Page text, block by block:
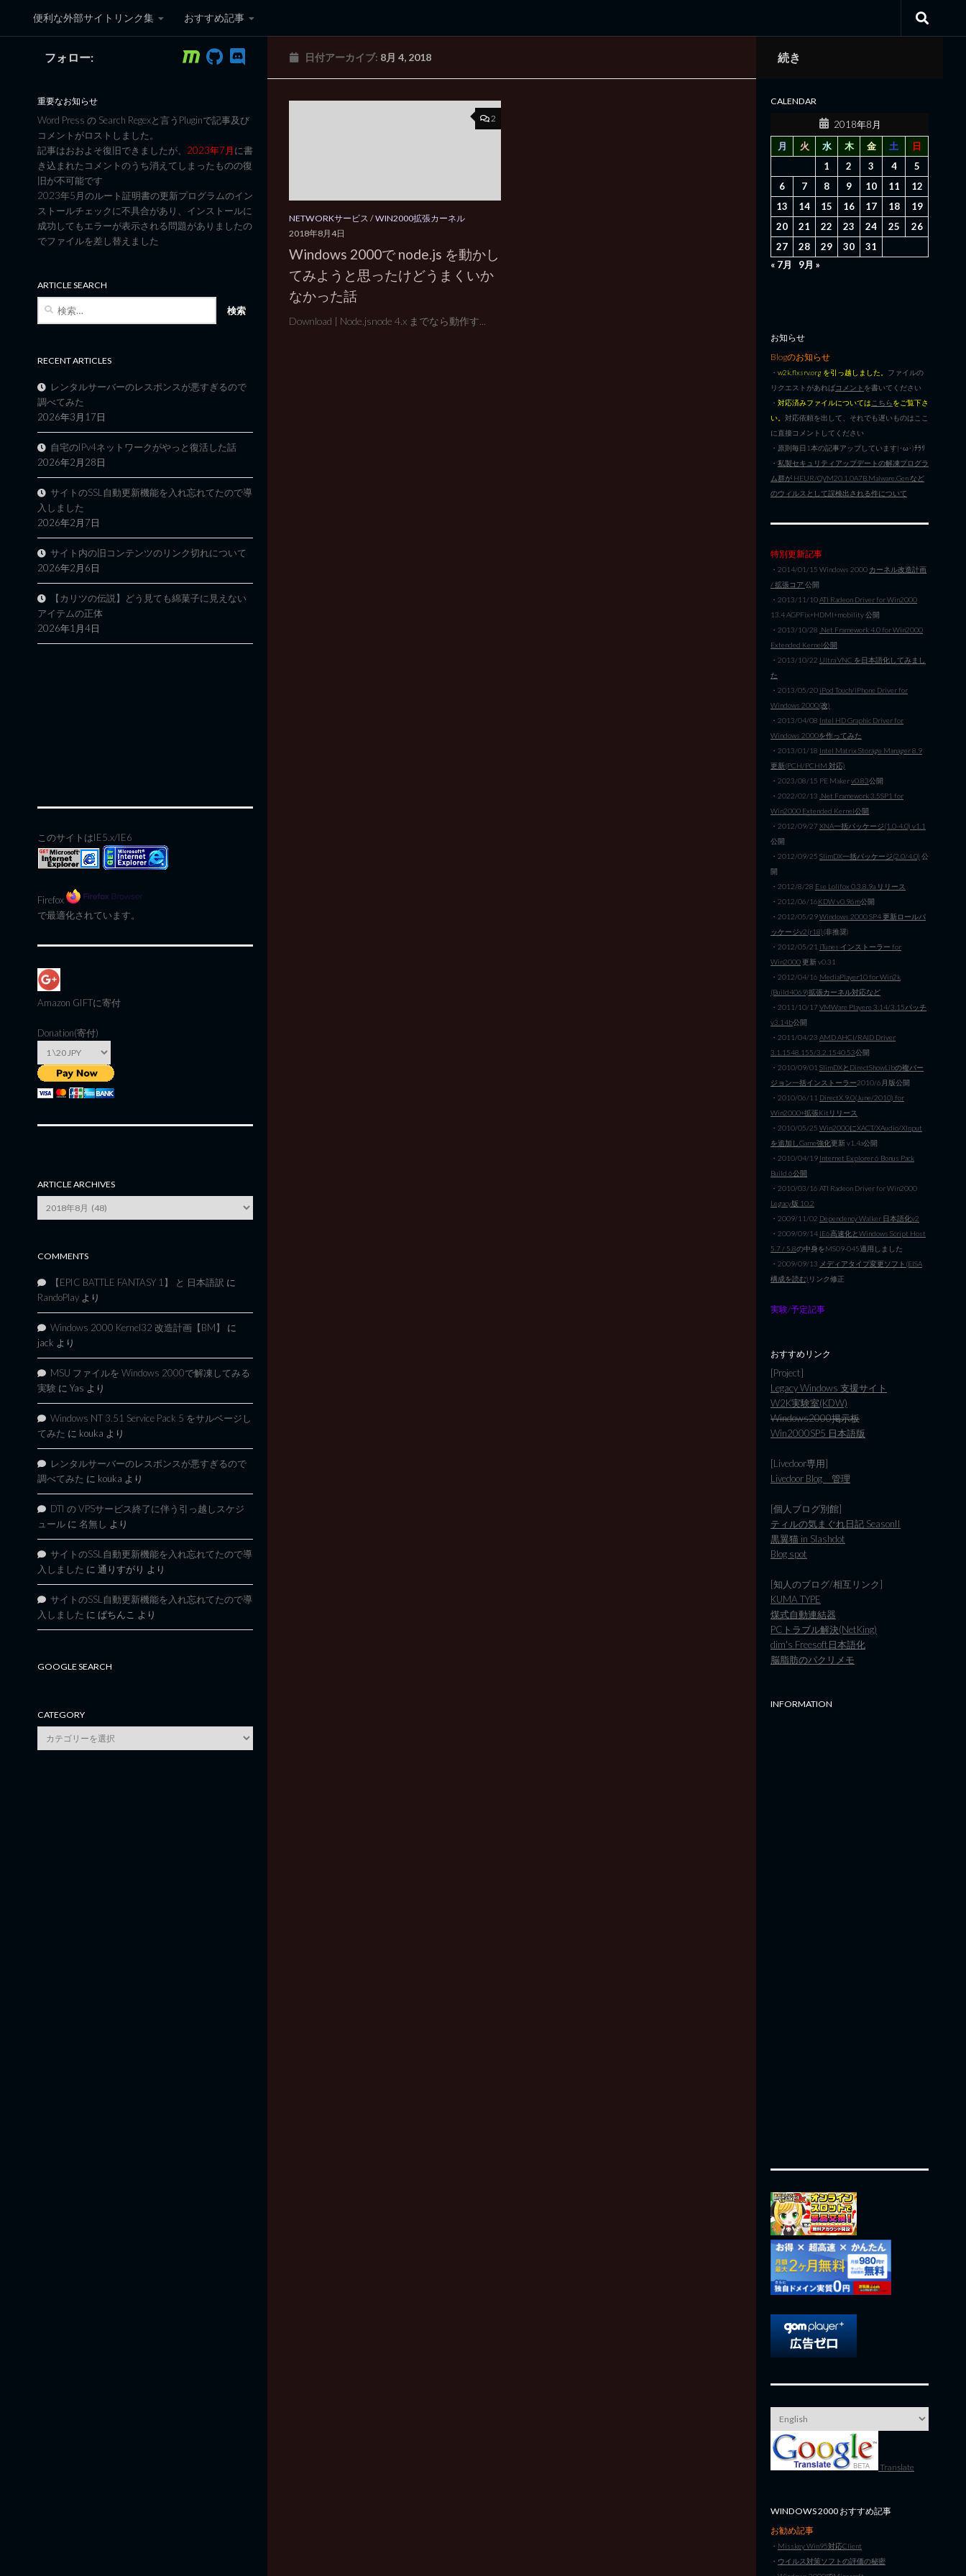
コンテンツへスキップ
便利な外部サイトリンク集 おすすめ記事
黒翼猫のコンピュータ日記 3rd Edition
日付アーカイブ: 8月 4, 2018
2
NETWORKサービス /WIN2000拡張カーネル
2018年8月4日
Windows 2000で node.js を動かし
てみようと思ったけどうまくいか
なかった話
Download | Node.jsnode 4.x までなら動作す...
フォロー:
重要なお知らせ
Word Press の Search Regexと言うPluginで記事及び
コメントがロストしました。
記事はおおよそ復旧できましたが、 2023年7月に書
き込まれたコメントのうち消えてしまったものの復
旧が不可能です
2023年5月のルート証明書の更新プログラムのイン
ストールチェックに不具合があり、インストールに
成功してもエラーが表示される問題がありましたの
でファイルを差し替えました
ARTICLE SEARCH
RECENT ARTICLES
レンタルサーバーのレスポンスが悪すぎるので
調べてみた
2026年3月17日
自宅のIPv4ネットワークがやっと復活した話
2026年2月28日
サイトのSSL自動更新機能を入れ忘れてたので導
入しました
2026年2月7日
サイト内の旧コンテンツのリンク切れについて
2026年2月6日
【カリツの伝説】どう見ても綿菓子に見えない
アイテムの正体
2026年1月4日
このサイトはIE5.x/IE6
Firefox
で最適化されています。
Amazon GIFTに寄付
Donation(寄付)
ARTICLE ARCHIVES
Archives
COMMENTS
【EPIC BATTLE FANTASY 1】 と 日本語訳 に
RandoPlay より
Windows 2000 Kernel32 改造計画【BM】
に
jack より
MSU ファイルを Windows 2000で解凍してみる
実験 に Yas より
Windows NT 3.51 Service Pack 5 をサルベージし
てみた に kouka より
レンタルサーバーのレスポンスが悪すぎるので
調べてみた に kouka より
DTI の VPSサービス終了に伴う引っ越しスケジ
ュール に 名無し より
サイトのSSL自動更新機能を入れ忘れてたので導
入しました に 通りすがり より
サイトのSSL自動更新機能を入れ忘れてたので導
入しました に ぱちんこ より
GOOGLE SEARCH
CATEGORY
category
続き
CALENDAR
2018年8月
月
火 水 木 金 土
日
1
2 3 4
5
6
7 8 9 10 11
12
13
14 15 16 17 18
19
20
21 22 23 24 25
26
27
28 29 30
31
« 7月
9月 »
お知らせ
Blogのお知らせ
・ w2k.flxsrv.org を引っ越しました。 ファイルの
リクエストがあればコメント を書いてください
・ 対応済みファイルについては こちらをご覧下さ
い。 対応依頼を出して、それでも遅いものはここ
に直接コメントしてください
・原則毎日1本の記事アップしています|･ω･)ﾁﾗﾘ
・ 私製セキュリティアップデートの解凍プログラ
ム群が HEUR/QVM20.1.0A7B.Malware.Gen など
のウィルスとして誤検出される件について
特別更新記事
・2014/01/15 Windows 2000 カーネル改造計画
/ 拡張コア 公開
・2013/11/10ATI Radeon Driver for Win2000
13.4 AGPFix+HDMI+mobility 公開
・2013/10/28 .Net Framework 4.0 for Win2000
Extended Kernel公開
・2013/10/22 Ultra VNC を日本語化してみまし
た
・2013/05/20 iPod Touch/iPhone Driver for
Windows 2000(改)
・2013/04/08 Intel HD Graphic Driver for
Windows 2000を作ってみた
・2013/01/18 Intel Matrix Storage Manager 8.9
更新(PCH/PCHM 対応)
・2023/08/15 PE Makerv0.83公開
・2022/02/13 .Net Framework 3.5SP1 for
Win2000 Extended Kernel公開
・2012/09/27XNA一括パッケージ(1.0-4.0) v1.1
公開
・2012/09/25 SlimDX一括パッケージ(2.0/4.0) 公
開
・2012/8/28 Ese Lolifox 0.3.8.9a リリース
・2012/06/16KDW v0.96m公開
・2012/05/29Windows 2000 SP4 更新ロールパ
ッケージv2(r18)(非推奨)
・2012/05/21 iTunes インストーラー for
Win2000更新 v0.31
・2012/04/16 MediaPlayer10 for Win2k
(Build4069)拡張カーネル対応など
・2011/10/17VMWare Playere 3.14/3.15パッチ
v3.14b公開
・2011/04/23 AMD AHCI/RAID Driver
3.1.1548.155/3.2.1540.53公開
・2010/09/01 SlimDXとDirectShowLibの複バー
ジョン一括インストーラー2010/6月版公開
・2010/06/11 DirectX 9.0(June/2010) for
Win2000+拡張Kitリリース
・2010/05/25 Win2000にXACT/XAudio/XInput
を追加しGame強化更新 v1.4a公開
・2010/04/19 Internet Explorer 6 Bonus Pack
Build 6公開
・2010/03/16 ATI Radeon Driver for Win2000
Legacy版 10.2
・2009/11/02 Dependency Walker 日本語化v2
・2009/09/14 IE6高速化とWindows Script Host
5.7 / 5.8の中身をMS09-045適用しました
・2009/09/13 メディアタイプ変更ソフト(EISA
構成を読む) リンク修正
実験/予定記事
おすすめリンク
[Project]
Legacy Windows 支援サイト
W2K実験室(KDW)
Windows2000掲示板
Win2000SP5 日本語版
[Livedoor専用]
Livedoor Blog 管理
[個人ブログ別館]
ティルの気まぐれ日記 SeasonII
黒翼猫 in Slashdot
Blog spot
[知人のブログ/相互リンク]
KUMA TYPE
煤式自動連結器
PCトラブル解決(NetKing)
dim's Freesoft日本語化
脳脂肪のパクリメモ
INFORMATION
Translate
WINDOWS 2000 おすすめ記事
お勧め記事
・ Misskey Win95対応Client
・ ウイルス対策ソフトの評価の秘密